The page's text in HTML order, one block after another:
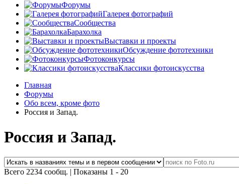
Форумы
Галерея фотографий
Сообщества
Барахолка
Выставки и проекты
Обсуждение фототехники
Фотоконкурсы
Классики фотоискусства
Главная
Форумы
Обо всем, кроме фото
Россия и Запад.
Россия и Запад.
Всего 2234 сообщ. | Показаны 1 - 20